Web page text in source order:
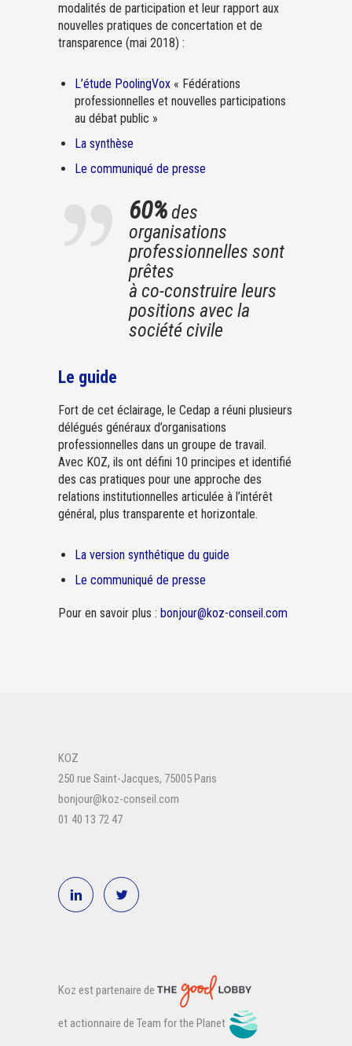
modalités de participation et leur rapport aux
nouvelles pratiques de concertation et de
transparence (mai 2018) :
L’étude PoolingVox« Fédérations
professionnelles et nouvelles participations
au débat public »
La synthèse
Le communiqué de presse
60%des
organisations
professionnelles sont
prêtes
à co-construire leurs
positions avec la
société civile
Le guide
Fort de cet éclairage, le Cedap a réuni plusieurs
délégués généraux d’organisations
professionnelles dans un groupe de travail.
Avec KOZ, ils ont défini 10 principes et identifié
des cas pratiques pour une approche des
relations institutionnelles articulée à l’intérêt
général, plus transparente et horizontale.
La version synthétique du guide
Le communiqué de presse
Pour en savoir plus : bonjour@koz-conseil.com
KOZ
250 rue Saint-Jacques, 75005 Paris
bonjour@koz-conseil.com
01 40 13 72 47
Koz est partenaire de
et actionnaire de Team for the Planet